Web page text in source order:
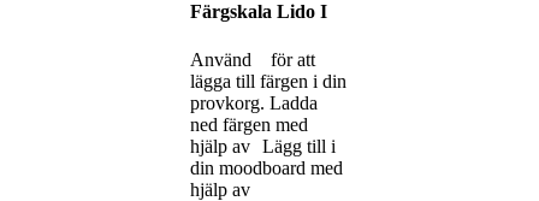
Färgskala Lido I
Använd
för att
lägga till färgen i din
provkorg. Ladda
ned färgen med
hjälp av Lägg till i
din moodboard med
hjälp av